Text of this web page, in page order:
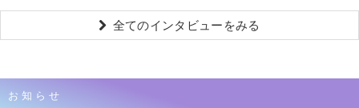
全てのインタビューをみる
お知らせ